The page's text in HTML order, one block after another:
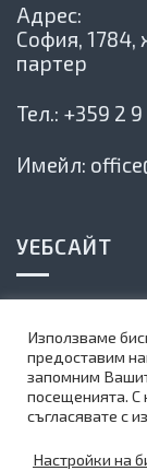
Адрес:
София, 1784,
партер
Тел.: +359 2 9
Имейл:
УЕБСАЙТ
Карта на
Абонирай
©1999-
Използваме
предоставим
запомним
посещенията. С
съгласявате с
Настройки на